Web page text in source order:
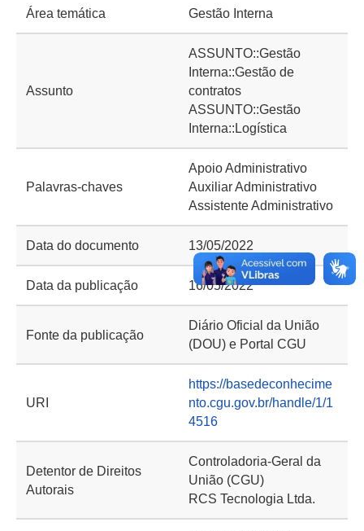
Área temática Gestão Interna
Assunto
ASSUNTO::Gestão
Interna::Gestão de
contratos
ASSUNTO::Gestão
Interna::Logística
Palavras-chaves
Apoio Administrativo
Auxiliar Administrativo
Assistente Administrativo
Data do documento 13/05/2022
Data da publicação 16/05/2022
Fonte da publicação
Diário Oficial da União
(DOU) e Portal CGU
URI
https://basedeconhecime
nto.cgu.gov.br/handle/1/1
4516
Detentor de Direitos
Autorais
Controladoria-Geral da
União (CGU)
RCS Tecnologia Ltda.